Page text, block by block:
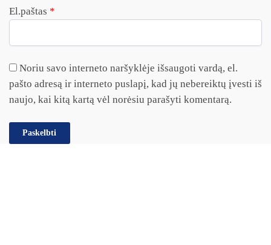
El.paštas *
Noriu savo interneto naršyklėje išsaugoti vardą, el.
pašto adresą ir interneto puslapį, kad jų nebereiktų įvesti iš
naujo, kai kitą kartą vėl norėsiu parašyti komentarą.